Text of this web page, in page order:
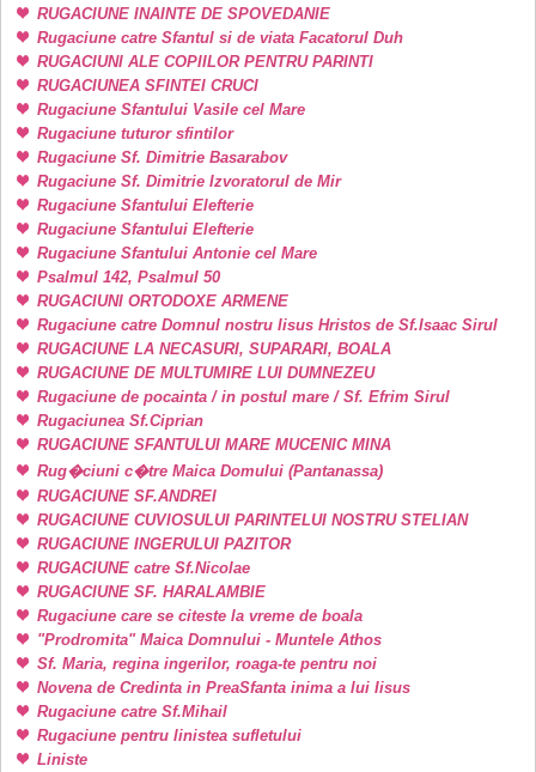
RUGACIUNE INAINTE DE SPOVEDANIE
Rugaciune catre Sfantul si de viata Facatorul Duh
RUGACIUNI ALE COPIILOR PENTRU PARINTI
RUGACIUNEA SFINTEI CRUCI
Rugaciune Sfantului Vasile cel Mare
Rugaciune tuturor sfintilor
Rugaciune Sf. Dimitrie Basarabov
Rugaciune Sf. Dimitrie Izvoratorul de Mir
Rugaciune Sfantului Elefterie
Rugaciune Sfantului Elefterie
Rugaciune Sfantului Antonie cel Mare
Psalmul 142, Psalmul 50
RUGACIUNI ORTODOXE ARMENE
Rugaciune catre Domnul nostru Iisus Hristos de Sf.Isaac Sirul
RUGACIUNE LA NECASURI, SUPARARI, BOALA
RUGACIUNE DE MULTUMIRE LUI DUMNEZEU
Rugaciune de pocainta / in postul mare / Sf. Efrim Sirul
Rugaciunea Sf.Ciprian
RUGACIUNE SFANTULUI MARE MUCENIC MINA
Rug�ciuni c�tre Maica Domului (Pantanassa)
RUGACIUNE SF.ANDREI
RUGACIUNE CUVIOSULUI PARINTELUI NOSTRU STELIAN
RUGACIUNE INGERULUI PAZITOR
RUGACIUNE catre Sf.Nicolae
RUGACIUNE SF. HARALAMBIE
Rugaciune care se citeste la vreme de boala
"Prodromita" Maica Domnului - Muntele Athos
Sf. Maria, regina ingerilor, roaga-te pentru noi
Novena de Credinta in PreaSfanta inima a lui Iisus
Rugaciune catre Sf.Mihail
Rugaciune pentru linistea sufletului
Liniste